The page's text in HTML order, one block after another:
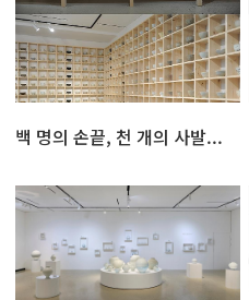
백 명의 손끝, 천 개의 사발...